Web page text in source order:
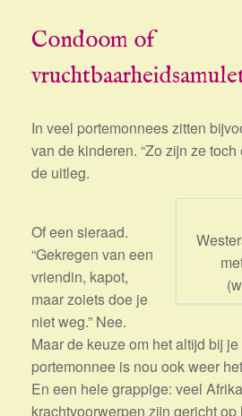
Condoom of
In veel portemonnees zitten
van de kinderen. “Zo zijn ze toch
de uitleg.
Of een sieraad.
“Gekregen van een
vriendin, kapot,
maar zoiets doe je
niet weg.” Nee.
Maar de keuze om het altijd bij
portemonnee is nou ook weer
En een hele grappige: veel
krachtvoorwerpen zijn gericht